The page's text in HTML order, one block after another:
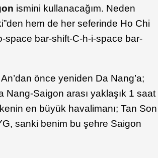
ismini kullanacağım. Neden
hem de her seferinde Ho Chi
space bar-shift-C-h-i-space bar-
önce yeniden Da Nang’a;
Nang-Saigon arası yaklaşık 1 saat
en büyük havalimanı; Tan Son
sanki benim bu şehre Saigon